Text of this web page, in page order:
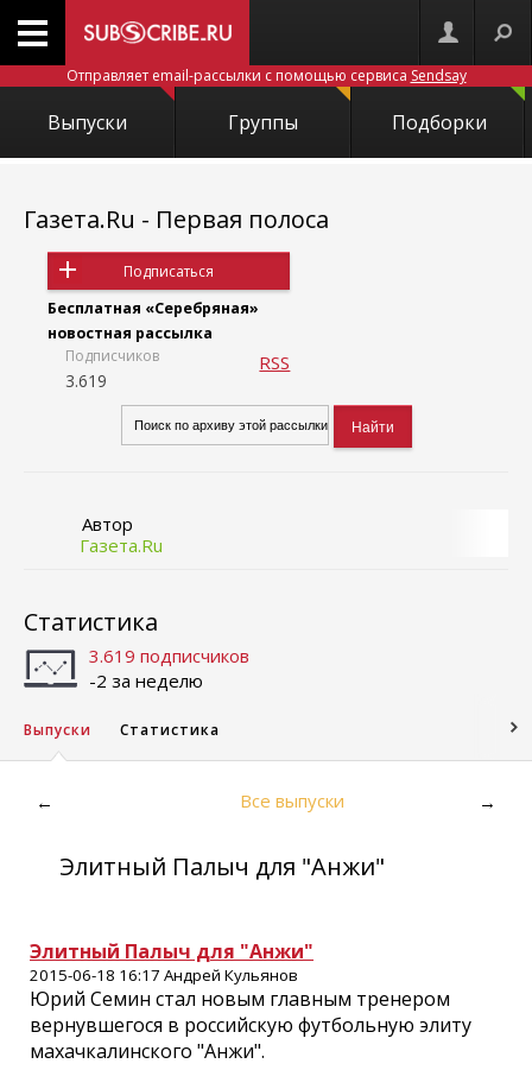
Отправляет email-рассылки с помощью сервиса Sendsay
Выпуски Группы Подборки
Газета.Ru - Первая полоса
Подписаться
Бесплатная «Серебряная»
новостная рассылка
Подписчиков
3.619
RSS
Автор
Газета.Ru
Статистика
3.619 подписчиков
-2 за неделю
Выпуски Статистика
← Все выпуски →
Элитный Палыч для "Анжи"
Элитный Палыч для "Анжи"
2015-06-18 16:17 Андрей Кульянов
Юрий Семин стал новым главным тренером
вернувшегося в российскую футбольную элиту
махачкалинского "Анжи".